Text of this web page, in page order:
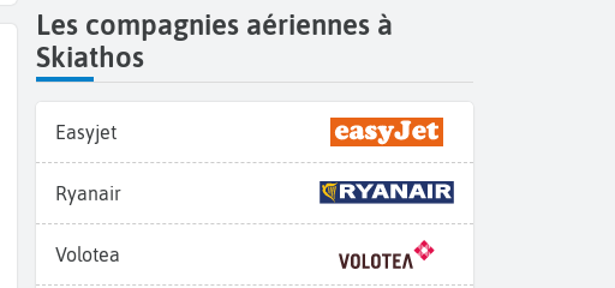
Les compagnies aériennes à
Skiathos
Easyjet
Ryanair
Volotea